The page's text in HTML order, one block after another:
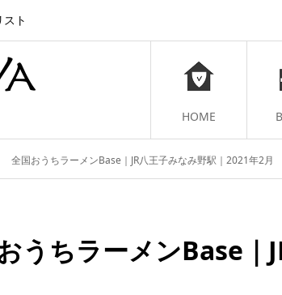
ト
HOME
全国おうちラーメンBase｜JR八王子みなみ野駅｜2021年2月
うちラーメンBase｜